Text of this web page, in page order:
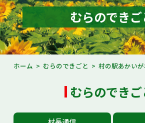
むらのできごと
むらのプロフィール
くらしの情報
むらのできご
ホーム むらのできごと 村の駅あかいが
むらのできご